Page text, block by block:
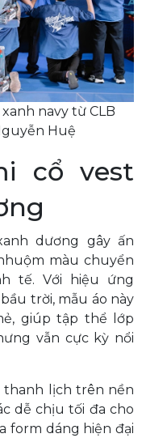
navy từ CLB
Huệ
cổ vest
dương gây ấn
màu chuyển
tế. Với hiệu ứng
trời, mẫu áo này
giúp tập thể lớp
vẫn cực kỳ nổi
thanh lịch trên nền
dễ chịu tối đa cho
form dáng hiện đại